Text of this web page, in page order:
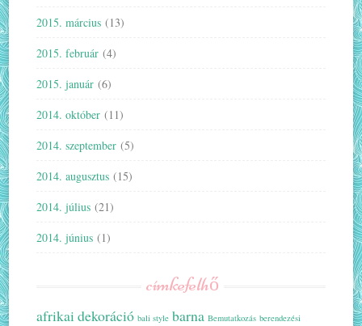
2015. március (13)
2015. február (4)
2015. január (6)
2014. október (11)
2014. szeptember (5)
2014. augusztus (15)
2014. július (21)
2014. június (1)
címkefelhő
afrikai dekoráció bali style barna Bemutatkozás berendezési